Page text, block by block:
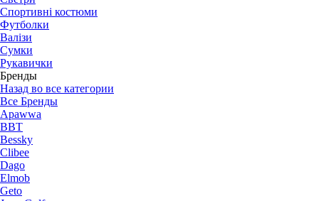
Спортивні костюми
Футболки
Валізи
Сумки
Рукавички
Бренды
Назад во все категории
Все Бренды
Apawwa
BBT
Bessky
Clibee
Dago
Elmob
Geto